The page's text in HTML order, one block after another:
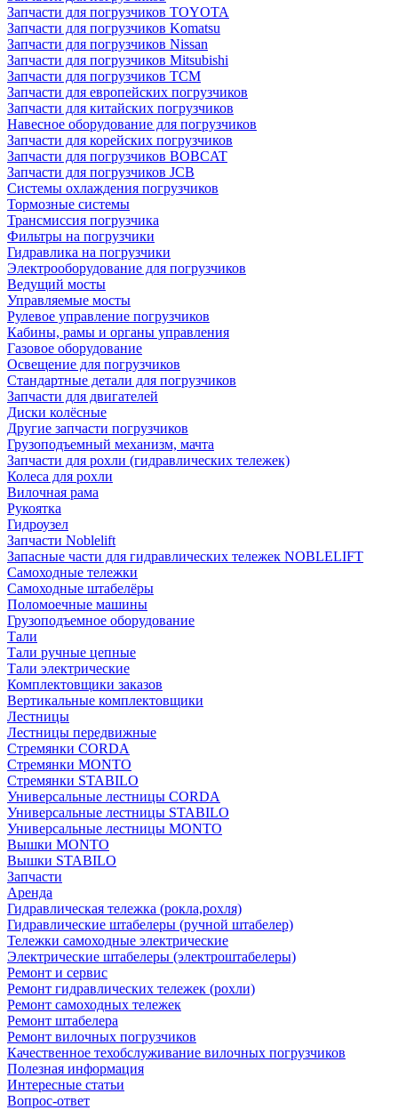
Запчасти для погрузчиков TOYOTA
Запчасти для погрузчиков Komatsu
Запчасти для погрузчиков Nissan
Запчасти для погрузчиков Mitsubishi
Запчасти для погрузчиков TCM
Запчасти для европейских погрузчиков
Запчасти для китайских погрузчиков
Навесное оборудование для погрузчиков
Запчасти для корейских погрузчиков
Запчасти для погрузчиков BOBCAT
Запчасти для погрузчиков JCB
Системы охлаждения погрузчиков
Тормозные системы
Трансмиссия погрузчика
Фильтры на погрузчики
Гидравлика на погрузчики
Электрооборудование для погрузчиков
Ведущий мосты
Управляемые мосты
Рулевое управление погрузчиков
Кабины, рамы и органы управления
Газовое оборудование
Освещение для погрузчиков
Стандартные детали для погрузчиков
Запчасти для двигателей
Диски колёсные
Другие запчасти погрузчиков
Грузоподъемный механизм, мачта
Запчасти для рохли (гидравлических тележек)
Колеса для рохли
Вилочная рама
Рукоятка
Гидроузел
Запчасти Noblelift
Запасные части для гидравлических тележек NOBLELIFT
Самоходные тележки
Самоходные штабелёры
Поломоечные машины
Грузоподъемное оборудование
Тали
Тали ручные цепные
Тали электрические
Комплектовщики заказов
Вертикальные комплектовщики
Лестницы
Лестницы передвижные
Стремянки CORDA
Стремянки MONTO
Стремянки STABILO
Универсальные лестницы CORDA
Универсальные лестницы STABILO
Универсальные лестницы MONTO
Вышки MONTO
Вышки STABILO
Запчасти
Аренда
Гидравлическая тележка (рокла,рохля)
Гидравлические штабелеры (ручной штабелер)
Тележки самоходные электрические
Электрические штабелеры (электроштабелеры)
Ремонт и сервис
Ремонт гидравлических тележек (рохли)
Ремонт самоходных тележек
Ремонт штабелера
Ремонт вилочных погрузчиков
Качественное техобслуживание вилочных погрузчиков
Полезная информация
Интересные статьи
Вопрос-ответ